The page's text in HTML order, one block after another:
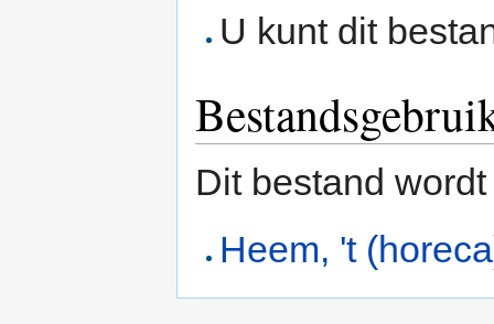
U kunt dit
Dit bestand
Heem, 't